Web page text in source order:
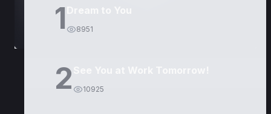
1 8951
2 10925